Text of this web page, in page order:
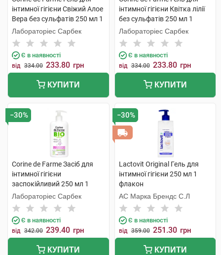
інтимної гігієни Свіжий Алое
Вера без сульфатів 250 мл 1
флакон
Лабораторіес Сарбек
Є в наявності
від 334.00 233.80 грн
КУПИТИ
інтимної гігієни Квітка лілії
без сульфатів 250 мл 1
флакон
Лабораторіес Сарбек
Є в наявності
від 334.00 233.80 грн
КУПИТИ
−30%
Corine de Farme Засіб для
інтимної гігієни
заспокійливий 250 мл 1
флакон
Лабораторіес Сарбек
Є в наявності
від 342.00 239.40 грн
КУПИТИ
−30%
Lactovit Original Гель для
інтимної гігієни 250 мл 1
флакон
АС Марка Брендс С.Л
Є в наявності
від 359.00 251.30 грн
КУПИТИ